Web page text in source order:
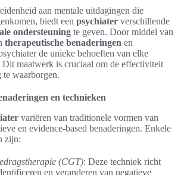
aan mentale uitdagingen die
biedt een psychiater verschillende
ondersteuning te geven. Door middel van
therapeutische benaderingen en
de unieke behoeften van elke
Dit maatwerk is cruciaal om de effectiviteit
te waarborgen.
en technieken
variëren van traditionele vormen van
en evidence-based benaderingen. Enkele
zijn:
(CGT): Deze techniek richt
en veranderen van negatieve